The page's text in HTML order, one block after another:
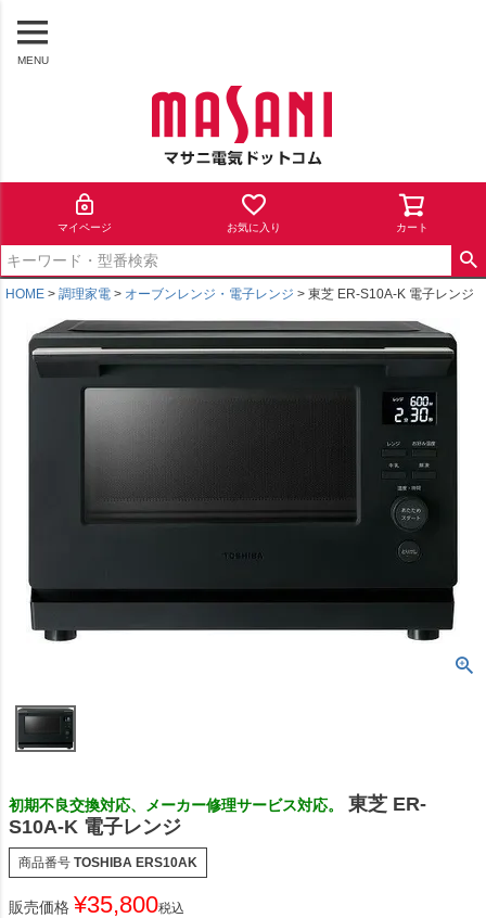
MENU
マイページ お気に入り カート
HOME 調理家電 オーブンレンジ・電子レンジ 東芝 ER-S10A-K 電子レンジ
初期不良交換対応、メーカー修理サービス対応。
東芝 ER-
S10A-K 電子レンジ
商品番号 TOSHIBA ERS10AK
販売価格 ¥35,800税込